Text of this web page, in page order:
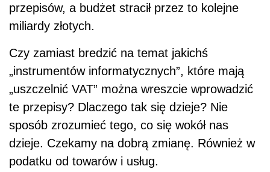
przepisów, a budżet stracił przez to kolejne
miliardy złotych.
Czy zamiast bredzić na temat jakichś
„instrumentów informatycznych”, które mają
„uszczelnić VAT” można wreszcie wprowadzić
te przepisy? Dlaczego tak się dzieje? Nie
sposób zrozumieć tego, co się wokół nas
dzieje. Czekamy na dobrą zmianę. Również w
podatku od towarów i usług.